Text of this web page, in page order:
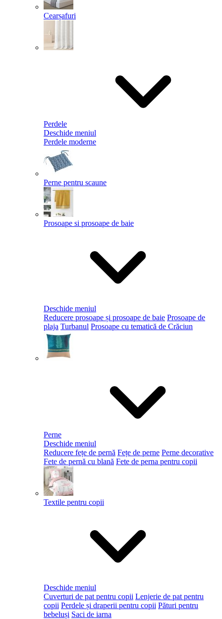
Cearșafuri
Perdele
Deschide meniul
Perdele moderne
Perne pentru scaune
Prosoape si prosoape de baie
Deschide meniul
Reducere prosoape și prosoape de baie Prosoape de
plaja Turbanul Prosoape cu tematică de Crăciun
Perne
Deschide meniul
Reducere fețe de pernă Fețe de perne Perne decorative
Fete de pernă cu blană Fete de perna pentru copii
Textile pentru copii
Deschide meniul
Cuverturi de pat pentru copii Lenjerie de pat pentru
copii Perdele și draperii pentru copii Pături pentru
bebeluși Saci de iarna